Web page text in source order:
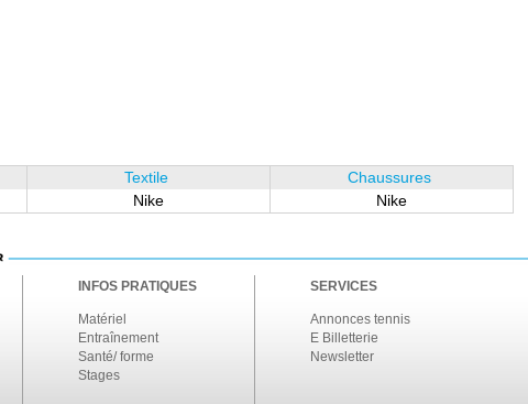
Textile
Nike
Chaussures
Nike
INFOS PRATIQUES
Matériel
Entraînement
Santé/ forme
Stages
SERVICES
Annonces tennis
E Billetterie
Newsletter